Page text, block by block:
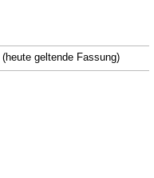
(heute geltende Fassung)